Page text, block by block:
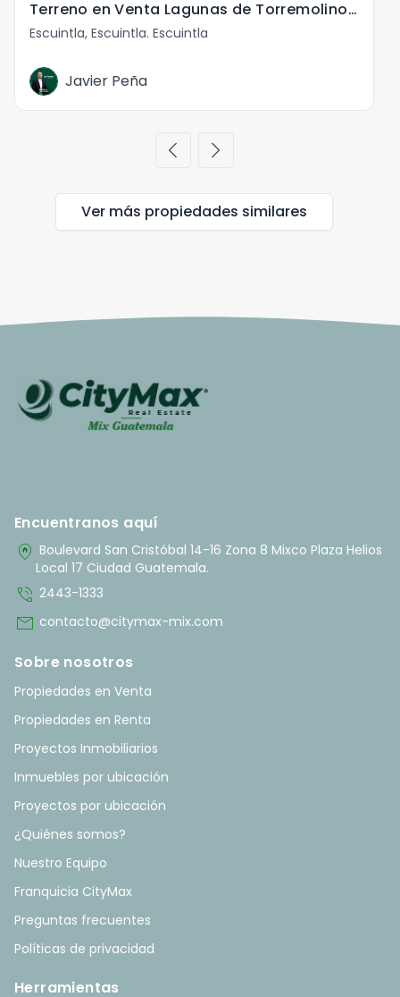
Terreno en Venta Lagunas de Torremolinos Escuintla
Escuintla, Escuintla. Escuintla
Javier Peña
chevron_left chevron_right
Ver más propiedades similares
Encuentranos aquí
home_pin Boulevard San Cristóbal 14-16 Zona 8 Mixco Plaza Helios
Local 17 Ciudad Guatemala.
phone_in_talk 2443-1333
mail contacto@citymax-mix.com
Sobre nosotros
Propiedades en Venta
Propiedades en Renta
Proyectos Inmobiliarios
Inmuebles por ubicación
Proyectos por ubicación
¿Quiénes somos?
Nuestro Equipo
Franquicia CityMax
Preguntas frecuentes
Políticas de privacidad
Herramientas